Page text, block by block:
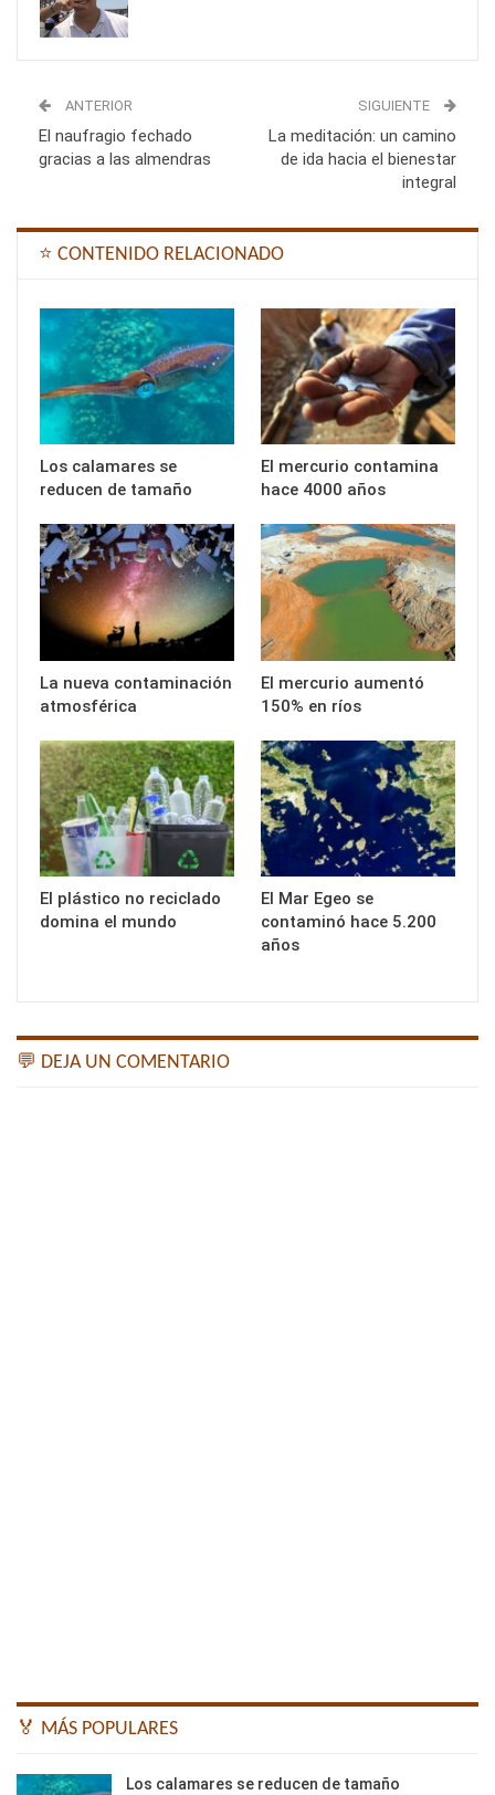
ANTERIOR
El naufragio fechado
gracias a las almendras
SIGUIENTE
La meditación: un camino
de ida hacia el bienestar
integral
⭐ CONTENIDO RELACIONADO
Los calamares se
reducen de tamaño
El mercurio contamina
hace 4000 años
La nueva contaminación
atmosférica
El mercurio aumentó
150% en ríos
El plástico no reciclado
domina el mundo
El Mar Egeo se
contaminó hace 5.200
años
💬 DEJA UN COMENTARIO
🏅 MÁS POPULARES
Los calamares se reducen de tamaño